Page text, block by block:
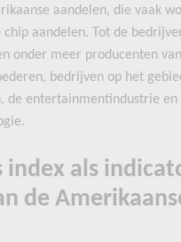
aandelen, die vaak
chip aandelen. Tot de
onder meer producenten
bedrijven op het
de entertainmentindustrie en
index als
de